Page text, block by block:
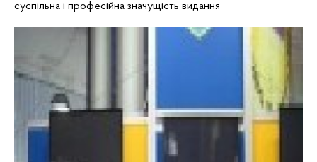
суспільна і професійна значущість видання